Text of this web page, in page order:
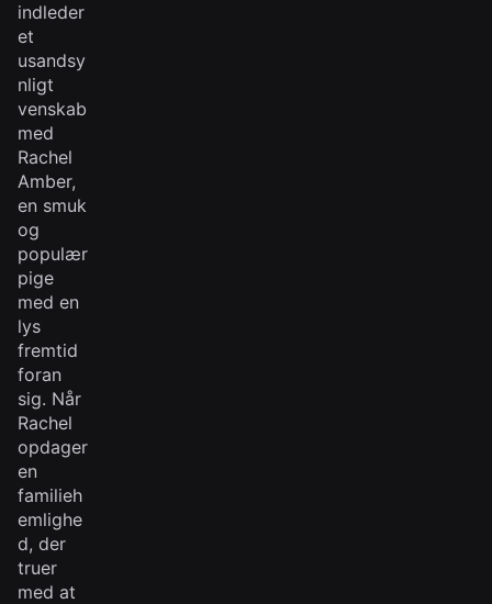
indleder
et
usandsy
nligt
venskab
med
Rachel
Amber,
en smuk
og
populær
pige
med en
lys
fremtid
foran
sig. Når
Rachel
opdager
en
familieh
emlighe
d, der
truer
med at